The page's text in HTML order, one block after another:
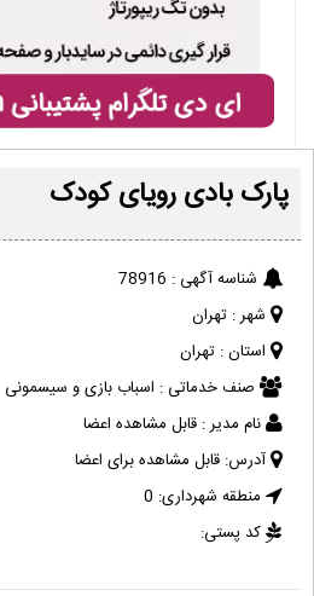
پارک بادی رویای کودک
شناسه آگهی : 78916
شهر : تهران
استان : تهران
صنف خدماتی : اسباب بازی و سیسمونی
نام مدیر : قابل مشاهده اعضا
آدرس: قابل مشاهده برای اعضا
منطقه شهرداری: 0
کد پستی: